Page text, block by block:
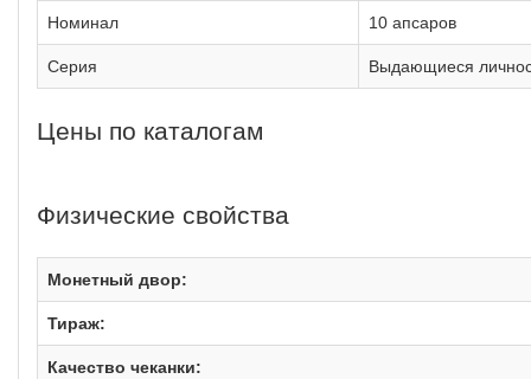
Номинал 10 апсаров
Серия Выдающиеся
Цены по каталогам
Физические свойства
Монетный двор:
Тираж:
Качество чеканки: